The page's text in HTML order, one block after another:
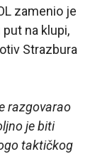
zamenio je
na klupi,
Strazbura
razgovarao
je biti
taktičkog